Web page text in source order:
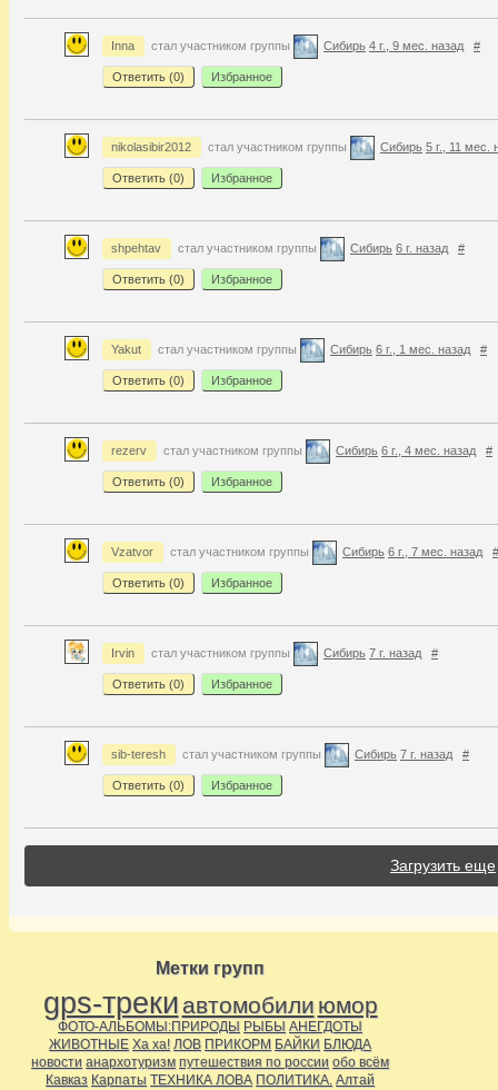
Inna стал участником группы Сибирь 4 г., 9 мес. назад #
Ответить (0) Избранное
nikolasibir2012 стал участником группы Сибирь 5 г., 11 мес.
Ответить (0) Избранное
shpehtav стал участником группы Сибирь 6 г. назад #
Ответить (0) Избранное
Yakut стал участником группы Сибирь 6 г., 1 мес. назад #
Ответить (0) Избранное
rezerv стал участником группы Сибирь 6 г., 4 мес. назад #
Ответить (0) Избранное
Vzatvor стал участником группы Сибирь 6 г., 7 мес. назад #
Ответить (0) Избранное
Irvin стал участником группы Сибирь 7 г. назад #
Ответить (0) Избранное
sib-teresh стал участником группы Сибирь 7 г. назад #
Ответить (0) Избранное
Загрузить еще
Метки групп
gps-треки автомобили юмор
ФОТО-АЛЬБОМЫ:ПРИРОДЫ РЫБЫ АНЕГДОТЫ
ЖИВОТНЫЕ Ха ха! ЛОВ ПРИКОРМ БАЙКИ БЛЮДА
новости анархотуризм путешествия по россии обо всём
Кавказ Карпаты ТЕХНИКА ЛОВА ПОЛИТИКА. Алтай